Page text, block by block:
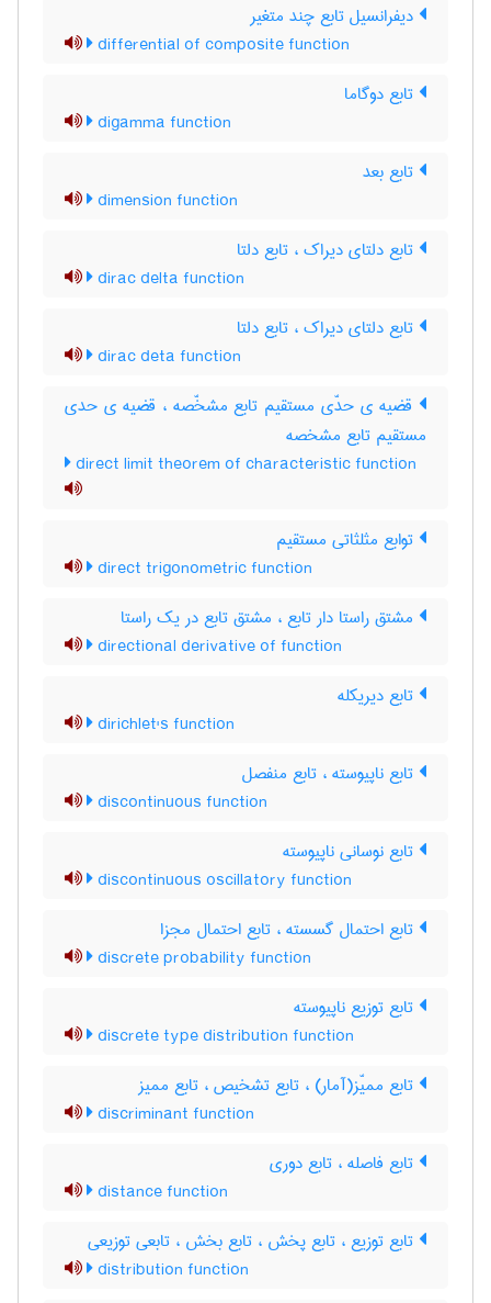
دیفرانسیل تابع چند متغیر
differential of composite function
تابع دوگاما
digamma function
تابع بعد
dimension function
تابع دلتای دیراک ، تابع دلتا
dirac delta function
تابع دلتای دیراک ، تابع دلتا
dirac deta function
قضیه ی حدّی مستقیم تابع مشخّصه ، قضیه ی حدی
مستقیم تابع مشخصه
direct limit theorem of characteristic function
توابع مثلثاتی مستقیم
direct trigonometric function
مشتق راستا دار تابع ، مشتق تابع در یک راستا
directional derivative of function
تابع دیریکله
dirichlet's function
تابع ناپیوسته ، تابع منفصل
discontinuous function
تابع نوسانی ناپیوسته
discontinuous oscillatory function
تابع احتمال گسسته ، تابع احتمال مجزا
discrete probability function
تابع توزیع ناپیوسته
discrete type distribution function
تابع ممیّز(آمار) ، تابع تشخیص ، تابع ممیز
discriminant function
تابع فاصله ، تابع دوری
distance function
تابع توزیع ، تابع پخش ، تابع بخش ، تابعی توزیعی
distribution function